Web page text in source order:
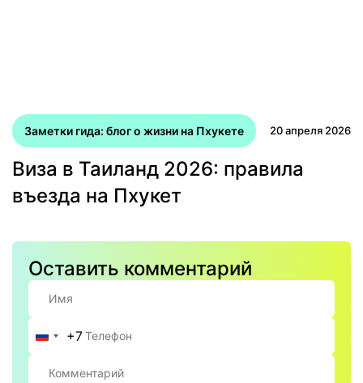
Заметки гида: блог о жизни на Пхукете 20 апреля 2026
Виза в Таиланд 2026: правила
въезда на Пхукет
Оставить комментарий
Россия
+7